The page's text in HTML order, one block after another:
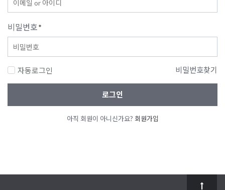
비밀번호*
자동로그인 비밀번호찾기
로그인
아직 회원이 아니신가요? 회원가입